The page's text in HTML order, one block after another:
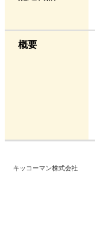
概要
キッコーマン株式会社